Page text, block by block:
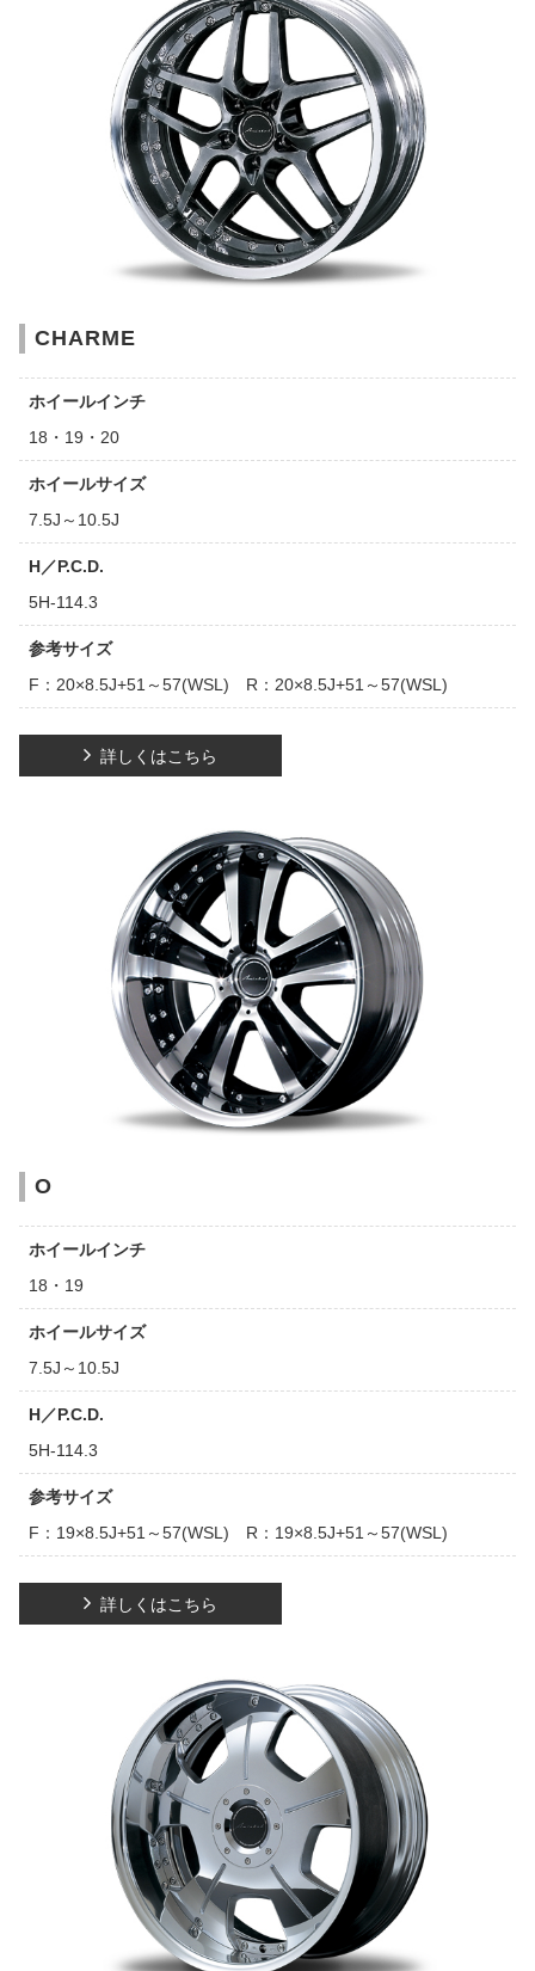
CHARME
ホイールインチ
18・19・20
ホイールサイズ
7.5J～10.5J
H／P.C.D.
5H-114.3
参考サイズ
F：20×8.5J+51～57(WSL) R：20×8.5J+51～57(WSL)
詳しくはこちら
O
ホイールインチ
18・19
ホイールサイズ
7.5J～10.5J
H／P.C.D.
5H-114.3
参考サイズ
F：19×8.5J+51～57(WSL) R：19×8.5J+51～57(WSL)
詳しくはこちら